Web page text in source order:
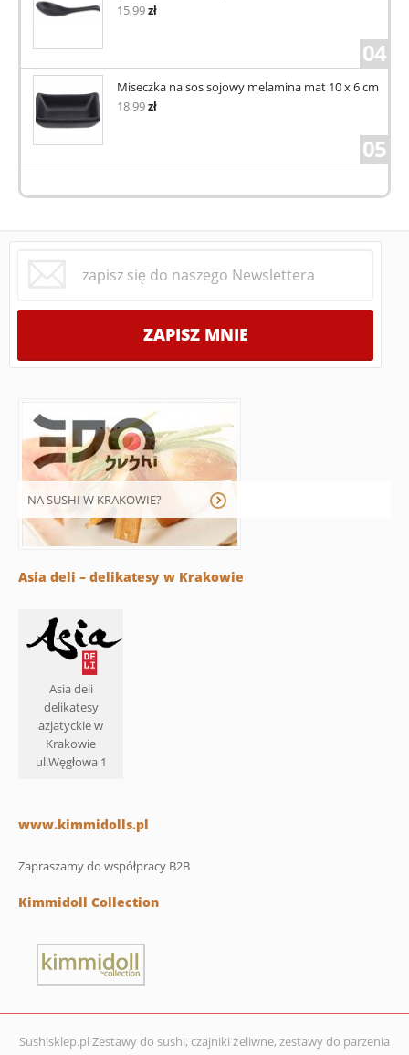
15,99zł
04
Miseczka na sos sojowy melamina mat 10 x 6 cm
18,99zł
05
NA SUSHI W KRAKOWIE?
Asia deli – delikatesy w Krakowie
Asia deli
delikatesy
azjatyckie w
Krakowie
ul.Węgłowa 1
www.kimmidolls.pl
Zapraszamy do współpracy B2B
Kimmidoll Collection
Sushisklep.pl Zestawy do sushi, czajniki żeliwne, zestawy do parzenia